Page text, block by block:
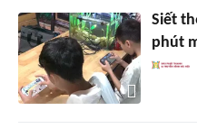
Siết
phút